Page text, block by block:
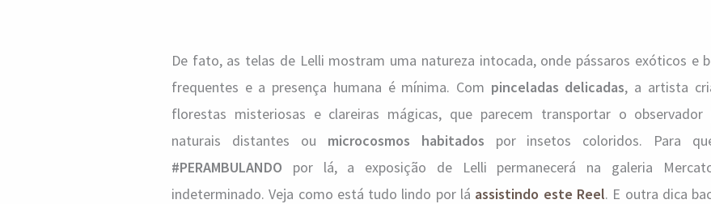
De fato, as telas de Lelli mostram uma natureza intocada, onde pássaros exóticos e
frequentes e a presença humana é mínima. Com pinceladas delicadas, a artista
florestas misteriosas e clareiras mágicas, que parecem transportar o observador
naturais distantes ou microcosmos habitados por insetos coloridos. Para
#PERAMBULANDO por lá, a exposição de Lelli permanecerá na galeria
indeterminado. Veja como está tudo lindo por lá assistindo este Reel. E outra dica